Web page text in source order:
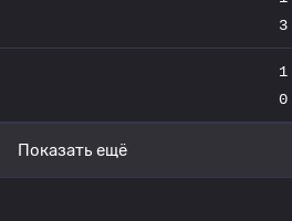
3
1
0
Показать ещё